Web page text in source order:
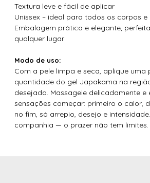
Textura leve e fácil de aplicar
Unissex – ideal para todos os corpos e
Embalagem prática e elegante,
qualquer lugar
Modo de uso:
Com a pele limpa e seca, aplique uma
quantidade do gel Japakama na
desejada. Massageie delicadamente e
sensações começar: primeiro o calor,
no fim, só arrepio, desejo e
companhia — o prazer não tem limites.